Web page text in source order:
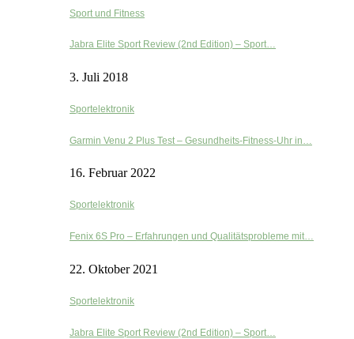
Sport und Fitness
Jabra Elite Sport Review (2nd Edition) – Sport…
3. Juli 2018
Sportelektronik
Garmin Venu 2 Plus Test – Gesundheits-Fitness-Uhr in…
16. Februar 2022
Sportelektronik
Fenix 6S Pro – Erfahrungen und Qualitätsprobleme mit…
22. Oktober 2021
Sportelektronik
Jabra Elite Sport Review (2nd Edition) – Sport…